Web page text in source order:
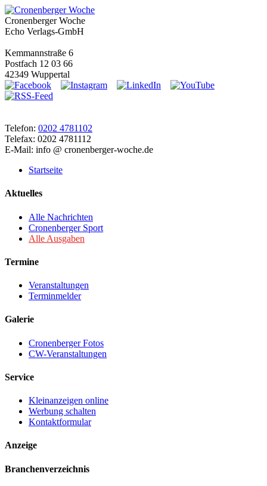
Cronenberger Woche
Echo Verlags-GmbH
Kemmannstraße 6
Postfach 12 03 66
42349 Wuppertal
Telefon: 0202 4781102
Telefax: 0202 4781112
E-Mail: info @ cronenberger-woche.de
Startseite
Aktuelles
Alle Nachrichten
Cronenberger Sport
Alle Ausgaben
Termine
Veranstaltungen
Terminmelder
Galerie
Cronenberger Fotos
CW-Veranstaltungen
Service
Kleinanzeigen online
Werbung schalten
Kontaktformular
Anzeige
Branchenverzeichnis